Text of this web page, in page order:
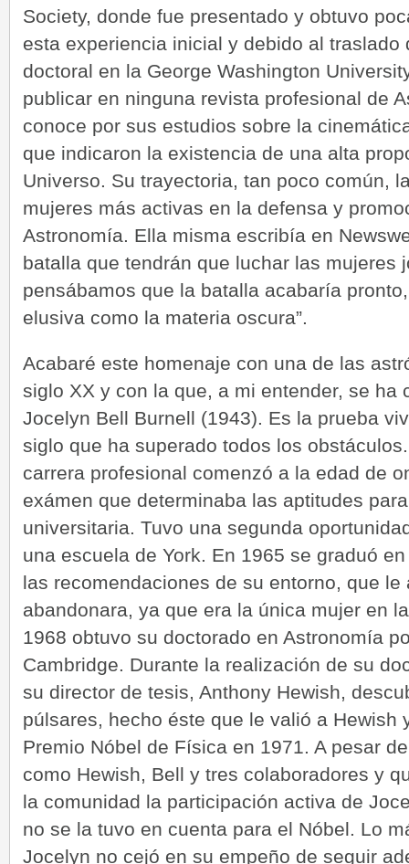
Society, donde fue presentado y obtuvo
esta experiencia inicial y debido al
doctoral en la George Washington
publicar en ninguna revista profesional de
conoce por sus estudios sobre la
que indicaron la existencia de una alta
Universo. Su trayectoria, tan poco común,
mujeres más activas en la defensa y
Astronomía. Ella misma escribía en
batalla que tendrán que luchar las mujeres
pensábamos que la batalla acabaría
elusiva como la materia oscura”.
Acabaré este homenaje con una de las
siglo XX y con la que, a mi entender, se ha
Jocelyn Bell Burnell (1943). Es la prueba
siglo que ha superado todos los
carrera profesional comenzó a la edad de
exámen que determinaba las aptitudes
universitaria. Tuvo una segunda
una escuela de York. En 1965 se graduó
las recomendaciones de su entorno, que le
abandonara, ya que era la única mujer en
1968 obtuvo su doctorado en Astronomía
Cambridge. Durante la realización de su
su director de tesis, Anthony Hewish,
púlsares, hecho éste que le valió a Hewish
Premio Nóbel de Física en 1971. A pesar
como Hewish, Bell y tres colaboradores y
la comunidad la participación activa de
no se la tuvo en cuenta para el Nóbel. Lo
Jocelyn no cejó en su empeño de seguir